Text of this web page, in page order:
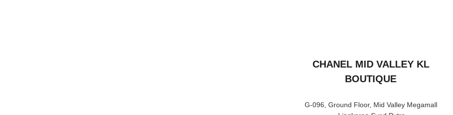
CHANEL MID VALLEY KL
BOUTIQUE
G-096, Ground Floor, Mid Valley Megamall